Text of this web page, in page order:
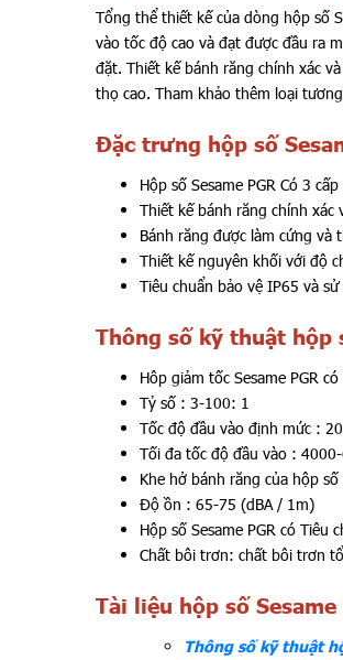
Tổng thể thiết kế của dòng hộp số
vào tốc độ cao và đạt được đầu ra
đặt. Thiết kế bánh răng chính xác
thọ cao. Tham khảo thêm loại
Đặc trưng hộp số
Hộp số Sesame PGR Có 3
Thiết kế bánh răng chính
Bánh răng được làm cứng và
Thiết kế nguyên khối với độ
Tiêu chuẩn bảo vệ IP65 và
Thông số kỹ thuật hộp
Hôp giảm tốc Sesame PGR
Tỷ số : 3-100: 1
Tốc độ đầu vào định mức :
Tối đa tốc độ đầu vào :
Khe hở bánh răng của hộp
Độ ồn : 65-75 (dBA / 1m)
Hộp số Sesame PGR có Tiêu
Chất bôi trơn: chất bôi trơn
Tài liệu hộp số Sesame
Thông số kỹ thuật